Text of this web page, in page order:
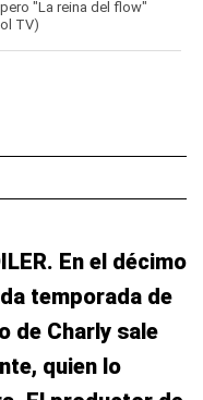
"La reina del flow"
TV)
En el décimo
temporada de
de Charly sale
quien lo